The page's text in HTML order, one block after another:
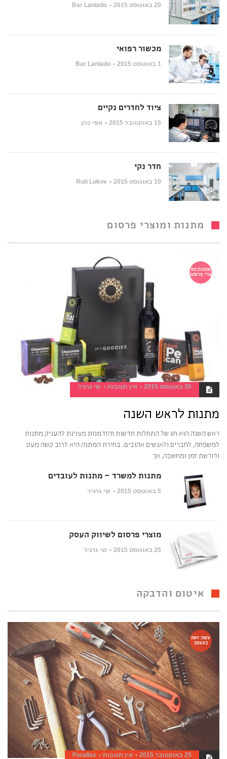
20 באוגוסט 2015 Bar Laniado
מכשור רפואי
1 באוגוסט 2015 Bar Laniado
ציוד לחדרים נקיים
15 באוקטובר 2015 אפי כהן
חדר נקי
10 באוגוסט 2015 Ruti Lukov
מתנות ומוצרי פרסום
מתנות ומו
צרי פרסום
30 באוגוסט 2015 אין תגובות שי גרגיר
מתנות לראש השנה
ראש השנה הוא חג של התחלות חדשות והזדמנות מצוינת להעניק מתנות
למשפחה, לחברים ולאנשים אהובים. בחירת המתנה היא לרוב קשה מעט
ודורשת זמן ומחשבה, אך
מתנות למשרד – מתנות לעובדים
5 באוגוסט 2015 שי גרגיר
מוצרי פרסום לשיווק העסק
25 באוגוסט 2015 שי גרגיר
איטום והדבקה
עשה זאת
בעצמך
25 באוקטובר 2015 אין תגובות Parallax